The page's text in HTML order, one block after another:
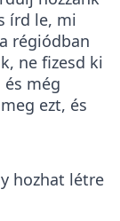
írd le, mi
régiódban
ne fizesd ki
még
ezt, és
hozhat létre